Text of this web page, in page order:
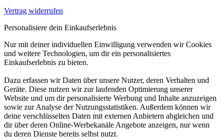
Vertrag widerrufen
Personalisiere dein Einkaufserlebnis
Nur mit deiner individuellen Einwilligung verwenden wir Cookies
und weitere Technologien, um dir ein personalisiertes
Einkaufserlebnis zu bieten.
Dazu erfassen wir Daten über unsere Nutzer, deren Verhalten und
Geräte. Diese nutzen wir zur laufenden Optimierung unserer
Website und um dir personalisierte Werbung und Inhalte anzuzeigen
sowie zur Analyse der Nutzungsstatistiken. Außerdem können wir
deine verschlüsselten Daten mit externen Anbietern abgleichen und
dir über deren Online-Werbekanäle Angebote anzeigen, nur wenn
du deren Dienste bereits selbst nutzt.